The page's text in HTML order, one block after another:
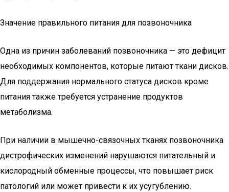
Значение правильного питания для позвоночника
Одна из причин заболеваний позвоночника — это дефицит
необходимых компонентов, которые питают ткани дисков.
Для поддержания нормального статуса дисков кроме
питания также требуется устранение продуктов
метаболизма.
При наличии в мышечно-связочных тканях позвоночника
дистрофических изменений нарушаются питательный и
кислородный обменные процессы, что повышает риск
патологий или может привести к их усугублению.